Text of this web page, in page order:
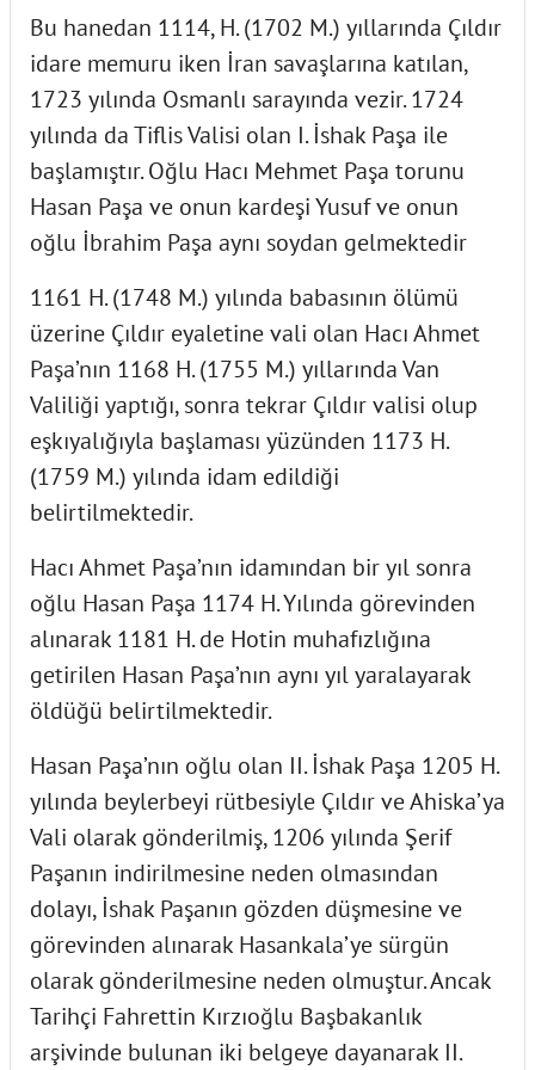
Bu hanedan 1114, H. (1702 M.) yıllarında Çıldır
idare memuru iken İran savaşlarına katılan,
1723 yılında Osmanlı sarayında vezir. 1724
yılında da Tiflis Valisi olan I. İshak Paşa ile
başlamıştır. Oğlu Hacı Mehmet Paşa torunu
Hasan Paşa ve onun kardeşi Yusuf ve onun
oğlu İbrahim Paşa aynı soydan gelmektedir
1161 H. (1748 M.) yılında babasının ölümü
üzerine Çıldır eyaletine vali olan Hacı Ahmet
Paşa’nın 1168 H. (1755 M.) yıllarında Van
Valiliği yaptığı, sonra tekrar Çıldır valisi olup
eşkıyalığıyla başlaması yüzünden 1173 H.
(1759 M.) yılında idam edildiği
belirtilmektedir.
Hacı Ahmet Paşa’nın idamından bir yıl sonra
oğlu Hasan Paşa 1174 H. Yılında görevinden
alınarak 1181 H. de Hotin muhafızlığına
getirilen Hasan Paşa’nın aynı yıl yaralayarak
öldüğü belirtilmektedir.
Hasan Paşa’nın oğlu olan II. İshak Paşa 1205 H.
yılında beylerbeyi rütbesiyle Çıldır ve Ahiska’ya
Vali olarak gönderilmiş, 1206 yılında Şerif
Paşanın indirilmesine neden olmasından
dolayı, İshak Paşanın gözden düşmesine ve
görevinden alınarak Hasankala’ye sürgün
olarak gönderilmesine neden olmuştur. Ancak
Tarihçi Fahrettin Kırzıoğlu Başbakanlık
arşivinde bulunan iki belgeye dayanarak II.